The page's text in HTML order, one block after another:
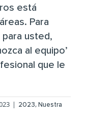
está
Para
usted,
al equipo’
que le
| 2023,Nuestra